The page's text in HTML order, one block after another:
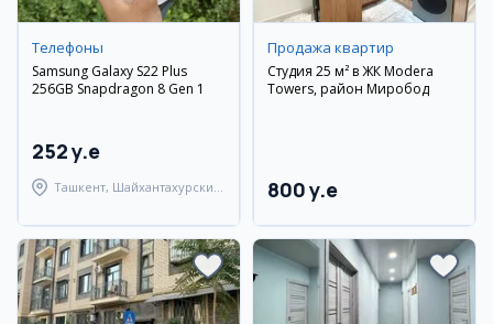
Телефоны
Samsung Galaxy S22 Plus
256GB Snapdragon 8 Gen 1
252 y.e
Ташкент, Шайхантахурский
Продажа квартир
Студия 25 м² в ЖК Modera
Towers, район Миробод
800 y.e